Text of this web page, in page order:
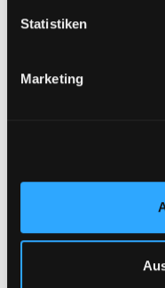
Statistiken
Marketing